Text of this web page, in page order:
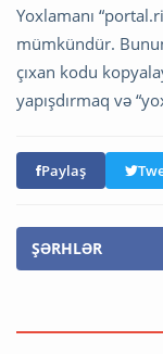
Yoxlamanı
mümkündür.
çıxan kodu
yapışdırmaq və
Paylaş
ŞƏRHLƏR